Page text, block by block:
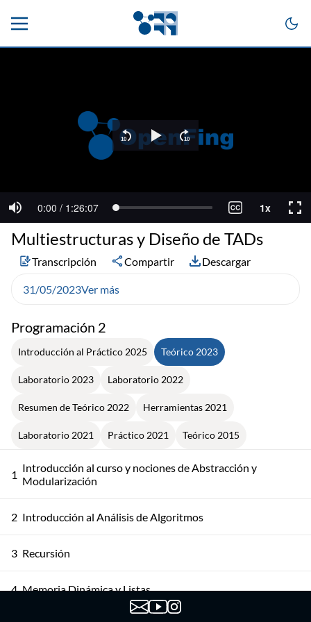
Programación 2
Introducción al Práctico 2025 Teórico 2023
Laboratorio 2023 Laboratorio 2022
Resumen de Teórico 2022 Herramientas 2021
Laboratorio 2021 Práctico 2021 Teórico 2015
1 Introducción al curso y nociones de Abstracción y
Modularización
2 Introducción al Análisis de Algoritmos
3 Recursión
4 Memoria Dinámica y Listas
Multiestructuras y Diseño de TADs
Transcripción Compartir Descargar
31/05/2023Ver más